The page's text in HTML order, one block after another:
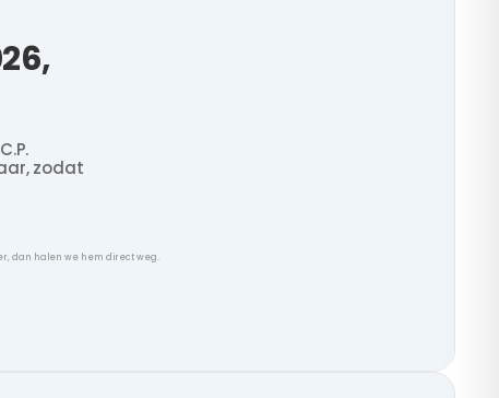
zodat
dan halen we hem direct weg.